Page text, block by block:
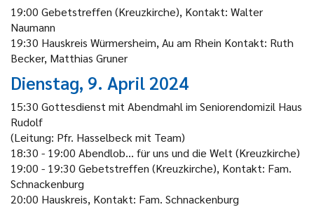
19:00 Gebetstreffen (Kreuzkirche), Kontakt: Walter
Naumann
19:30 Hauskreis Würmersheim, Au am Rhein Kontakt: Ruth
Becker, Matthias Gruner
Dienstag, 9. April 2024
15:30 Gottesdienst mit Abendmahl im Seniorendomizil Haus
Rudolf
(Leitung: Pfr. Hasselbeck mit Team)
18:30 - 19:00 Abendlob... für uns und die Welt (Kreuzkirche)
19:00 - 19:30 Gebetstreffen (Kreuzkirche), Kontakt: Fam.
Schnackenburg
20:00 Hauskreis, Kontakt: Fam. Schnackenburg